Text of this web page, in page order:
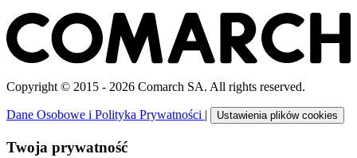
Copyright © 2015 - 2026 Comarch SA. All rights reserved.
Dane Osobowe i Polityka Prywatności | Ustawienia plików cookies
Twoja prywatność